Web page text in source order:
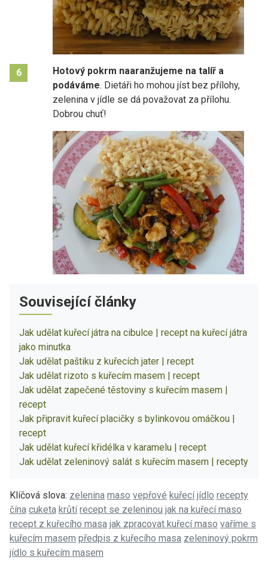
6
Hotový pokrm naaranžujeme na talíř a
podáváme. Dietáři ho mohou jíst bez přílohy,
zelenina v jídle se dá považovat za přílohu.
Dobrou chuť!
Související články
Jak udělat kuřecí játra na cibulce | recept na kuřecí játra
jako minutka
Jak udělat paštiku z kuřecích jater | recept
Jak udělat rizoto s kuřecím masem | recept
Jak udělat zapečené těstoviny s kuřecím masem |
recept
Jak připravit kuřecí placičky s bylinkovou omáčkou |
recept
Jak udělat kuřecí křidélka v karamelu | recept
Jak udělat zeleninový salát s kuřecím masem | recepty
Klíčová slova: zelenina maso vepřové kuřecí jídlo recepty
čína cuketa krůtí recept se zeleninou jak na kuřecí maso
recept z kuřecího masa jak zpracovat kuřecí maso vaříme s
kuřecím masem předpis z kuřecího masa zeleninový pokrm
jídlo s kuřecím masem